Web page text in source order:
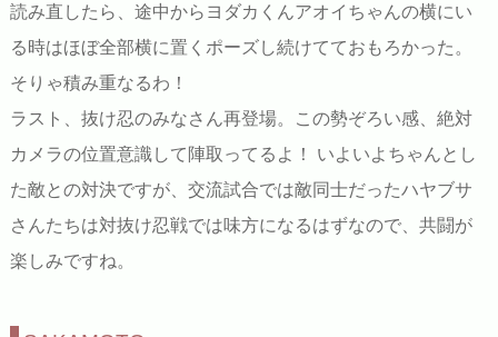
読み直したら、途中からヨダカくんアオイちゃんの横にい
る時はほぼ全部横に置くポーズし続けてておもろかった。
そりゃ積み重なるわ！
ラスト、抜け忍のみなさん再登場。この勢ぞろい感、絶対
カメラの位置意識して陣取ってるよ！ いよいよちゃんとし
た敵との対決ですが、交流試合では敵同士だったハヤブサ
さんたちは対抜け忍戦では味方になるはずなので、共闘が
楽しみですね。